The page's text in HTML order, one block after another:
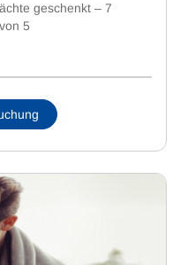
geschenkt – 7
5